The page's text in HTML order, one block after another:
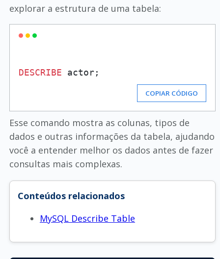
explorar a estrutura de uma tabela:
DESCRIBE
COPIAR CÓDIGO
Esse comando mostra as colunas, tipos de
dados e outras informações da tabela, ajudando
você a entender melhor os dados antes de fazer
consultas mais complexas.
Conteúdos relacionados
MySQL Describe Table